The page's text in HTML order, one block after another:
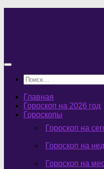
Найти:
Главная
Гороскоп на 2026 год
Гороскопы
Гороскоп на
Гороскоп на
Гороскоп на